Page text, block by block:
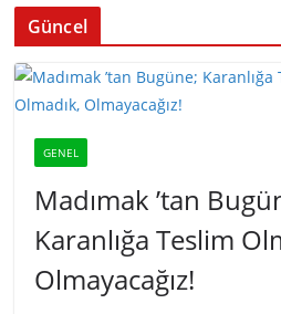
Güncel
GENEL
Madımak ’tan
Karanlığa Teslim
Olmayacağız!